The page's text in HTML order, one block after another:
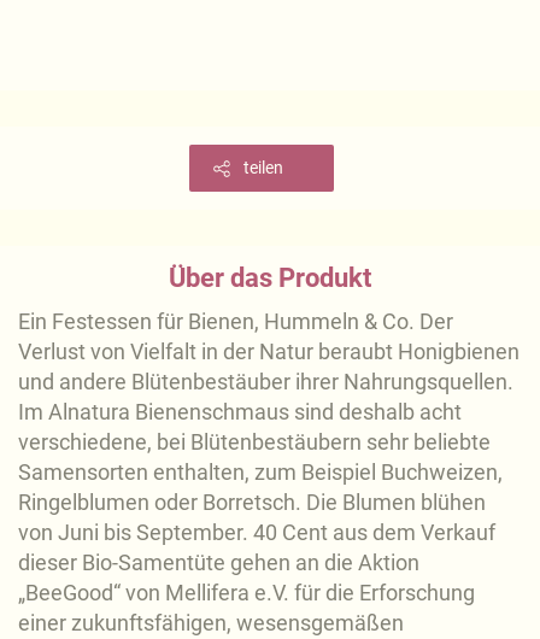
teilen
Über das Produkt
Ein Festessen für Bienen, Hummeln & Co. Der
Verlust von Vielfalt in der Natur beraubt Honigbienen
und andere Blütenbestäuber ihrer Nahrungsquellen.
Im Alnatura Bienenschmaus sind deshalb acht
verschiedene, bei Blütenbestäubern sehr beliebte
Samensorten enthalten, zum Beispiel Buchweizen,
Ringelblumen oder Borretsch. Die Blumen blühen
von Juni bis September. 40 Cent aus dem Verkauf
dieser Bio-Samentüte gehen an die Aktion
„BeeGood“ von Mellifera e.V. für die Erforschung
einer zukunftsfähigen, wesensgemäßen